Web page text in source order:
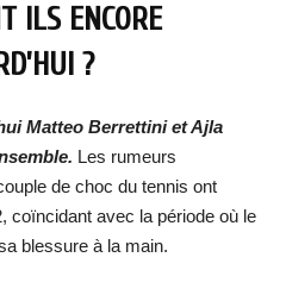
ILS ENCORE
?
Matteo Berrettini et Ajla
Les rumeurs
de choc du tennis ont
coïncidant avec la période où le
blessure à la main.